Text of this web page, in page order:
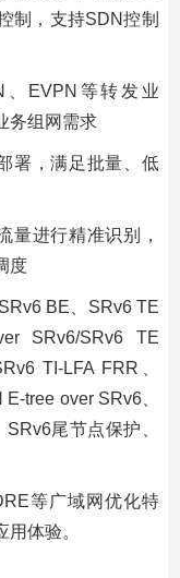
制，支持SDN控制
、EVPN等转发业
务组网需求
署，满足批量、低
量进行精准识别，
度
BE、SRv6 TE
SRv6/SRv6 TE
TI-LFA FRR、
tree over SRv6、
尾节点保护、
等广域网优化特
体验。